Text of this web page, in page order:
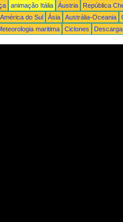
animação Itália Áustria
República
América do Sul Ásia Austrália-Oceania
maritima Ciclones